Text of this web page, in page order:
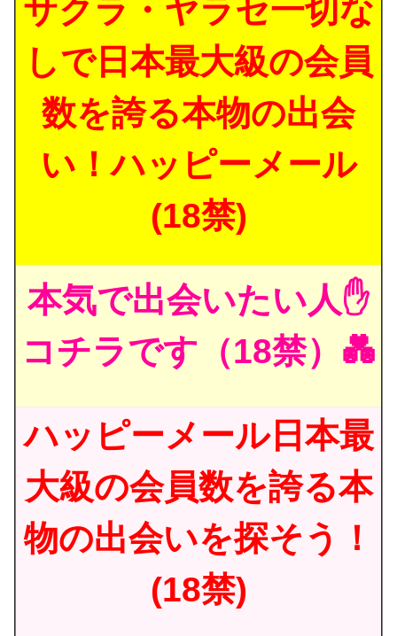
サクラ・ヤラセ一切な
しで日本最大級の会員
数を誇る本物の出会
い！ハッピーメール
(18禁)
本気で出会いたい人✋
コチラです（18禁）💑
ハッピーメール日本最
大級の会員数を誇る本
物の出会いを探そう！
(18禁)